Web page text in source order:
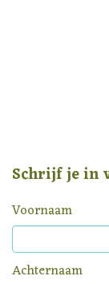
Schrijf je in
Voornaam
Achternaam